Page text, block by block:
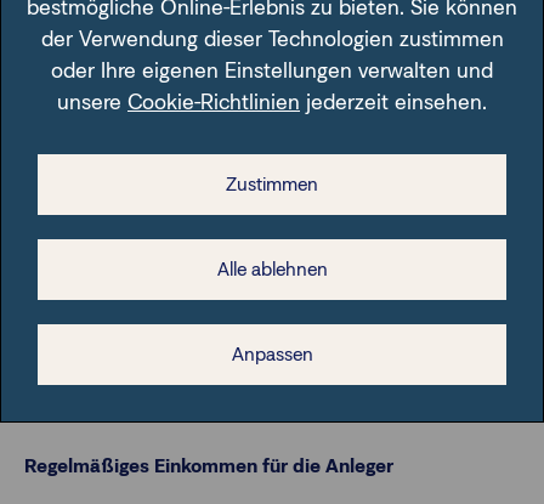
Regelmäßiges Einkommen für die Anleger
bestmögliche Online-Erlebnis zu bieten. Sie können
der Verwendung dieser Technologien zustimmen
oder Ihre eigenen Einstellungen verwalten und
unsere Cookie-Richtlinien jederzeit einsehen.
Zustimmen
Alle ablehnen
Anpassen